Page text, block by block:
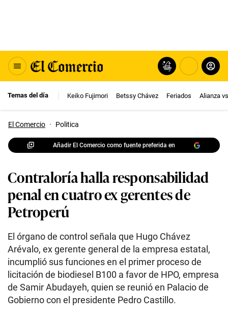
Temas del día Keiko Fujimori Betssy Chávez Feriados Alianza
El Comercio · Politica
Añadir El Comercio como fuente preferida en
Contraloría halla responsabilidad
penal en cuatro ex gerentes de
Petroperú
El órgano de control señala que Hugo Chávez
Arévalo, ex gerente general de la empresa estatal,
incumplió sus funciones en el primer proceso de
licitación de biodiesel B100 a favor de HPO, empresa
de Samir Abudayeh, quien se reunió en Palacio de
Gobierno con el presidente Pedro Castillo.